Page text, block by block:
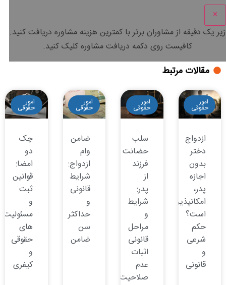
×
زیر یک دقیقه از مشاوران برتر باکمترین هزینه مشاوره دریافت کنید.
کافیست روی دکمه دریافت مشاوره کلیک کنید.
مقالات مرتبط
امور
حقوقی
ازدواج
دختر
بدون
اجازه
پدر،
امکانپذیر
است؟
حکم
شرعی
و
قانونی
امور
حقوقی
سلب
حضانت
فرزند
از
پدر:
شرایط
و
مراحل
قانونی
اثبات
عدم
صلاحیت
امور
حقوقی
ضامن
وام
ازدواج:
شرایط
قانونی
و
حداکثر
سن
ضامن
امور
حقوقی
چک
دو
امضا:
قوانین
ثبت
و
مسئولیت
های
حقوقی
و
کیفری